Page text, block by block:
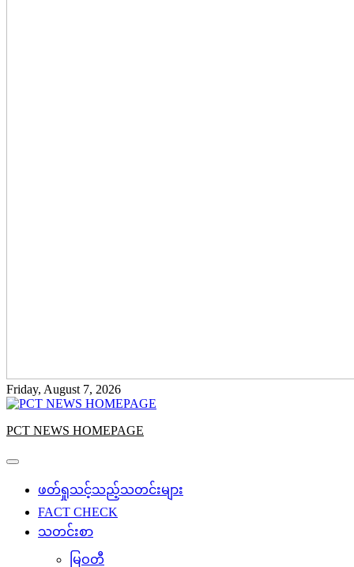
Friday, August 7, 2026
PCT NEWS HOMEPAGE
ဖတ်ရှုသင့်သည့်သတင်းများ
FACT CHECK
သတင်းစာ
မြဝတီ